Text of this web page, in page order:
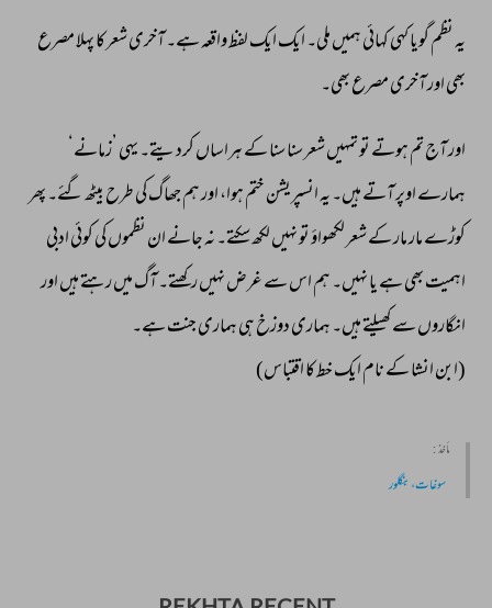
یہ نظم گویا کہی کہائی ہمیں ملی۔ ایک ایک لفظ واقعہ ہے۔ آخری شعر کا پہلا مصرع
بھی اور آخری مصرع بھی۔
اور آج تم ہوتے تو تمہیں شعر سنا سنا کے ہراساں کردیتے۔ یہی ’زمانے‘
ہمارے اوپر آتے ہیں۔ یہ انسپریشن ختم ہوا، اور ہم جھاگ کی طرح بیٹھ گئے۔ پھر
کوڑے مار مار کے شعر لکھواؤ تو نہیں لکھ سکتے۔ نہ جانے ان نظموں کی کوئی ادبی
اہمیت بھی ہے یا نہیں۔ ہم اس سے غرض نہیں رکھتے۔ آگ میں رہتے ہیں اور
انگاروں سے کھیلتے ہیں۔ ہماری دوزخ ہی ہماری جنت ہے۔
(ابن انشا کے نام ایک خط کا اقتباس)
مأخذ :
سوغات،بنگلور